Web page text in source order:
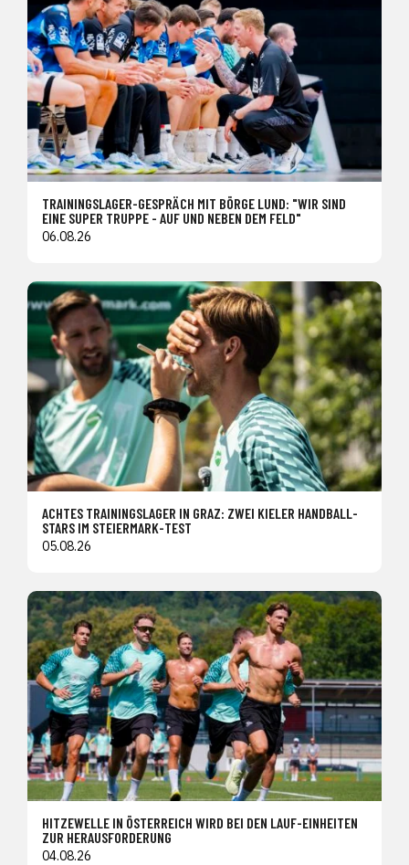
TRAININGSLAGER-GESPRÄCH MIT BÖRGE LUND: "WIR SIND
EINE SUPER TRUPPE - AUF UND NEBEN DEM FELD"
06.08.26
ACHTES TRAININGSLAGER IN GRAZ: ZWEI KIELER HANDBALL-
STARS IM STEIERMARK-TEST
05.08.26
HITZEWELLE IN ÖSTERREICH WIRD BEI DEN LAUF-EINHEITEN
ZUR HERAUSFORDERUNG
04.08.26